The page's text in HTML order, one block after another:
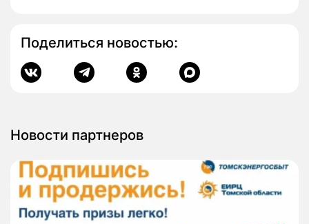
Поделиться новостью:
Новости партнеров